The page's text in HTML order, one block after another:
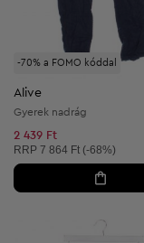
-70% a FOMO kóddal
Alive
Gyerek nadrág
2 439 Ft
Ajánlott ár:
RRP 7 864 Ft (-68%)